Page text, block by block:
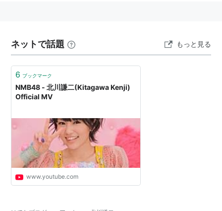
い。
依頼され、Google+に画像を投稿したが投稿した画像
が、ぶれていたため、秋元にいじられた。このためAKB
メンバーやファンの間では「ポンコツ」として知られ
ネットで話題 もっと見る
6 ブックマーク
NMB48 - 北川謙二(Kitagawa Kenji)
Official MV
www.youtube.com